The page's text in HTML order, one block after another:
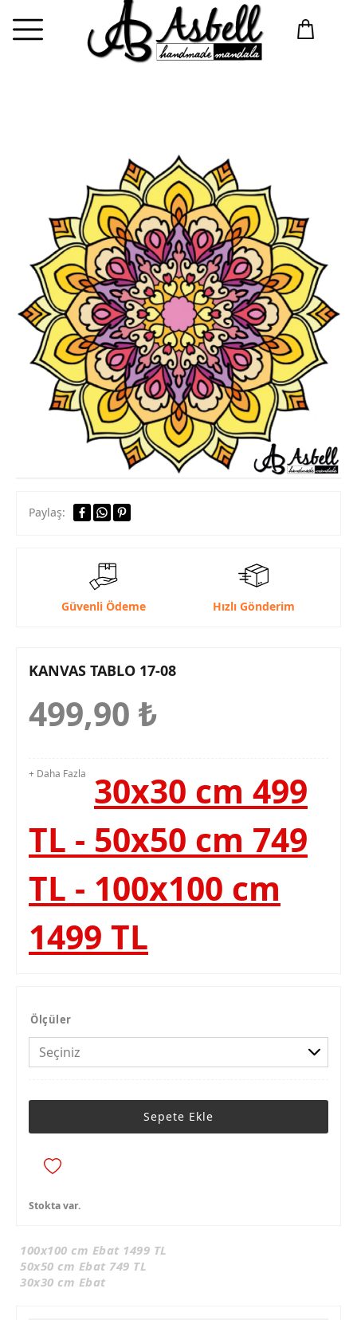
Paylaş:
Güvenli Ödeme Hızlı Gönderim
KANVAS TABLO 17-08
499,90 ₺
+ Daha Fazla
30x30 cm 499
TL - 50x50 cm 749
TL - 100x100 cm
1499 TL
Ölçüler
Sepete Ekle
Stokta var.
100x100 cm Ebat 1499 TL
50x50 cm Ebat 749 TL
30x30 cm Ebat